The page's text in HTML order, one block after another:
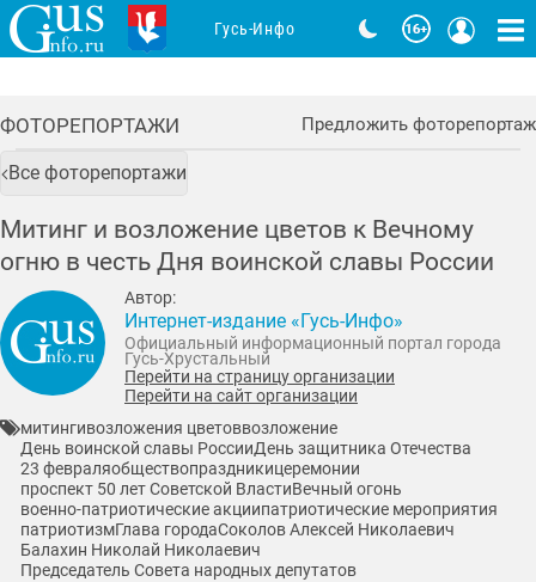
ФОТОРЕПОРТАЖИ Предложить фоторепортаж
Все фоторепортажи
Митинг и возложение цветов к Вечному
огню в честь Дня воинской славы России
Автор:
Интернет-издание «Гусь-Инфо»
Официальный информационный портал города
Гусь-Хрустальный
Перейти на страницу организации
Перейти на сайт организации
митингивозложения цветоввозложение
День воинской славы РоссииДень защитника Отечества
23 февраляобществопраздникицеремонии
проспект 50 лет Советской ВластиВечный огонь
военно-патриотические акциипатриотические мероприятия
патриотизмГлава городаСоколов Алексей Николаевич
Балахин Николай Николаевич
Председатель Совета народных депутатов
Гусь-Инфо